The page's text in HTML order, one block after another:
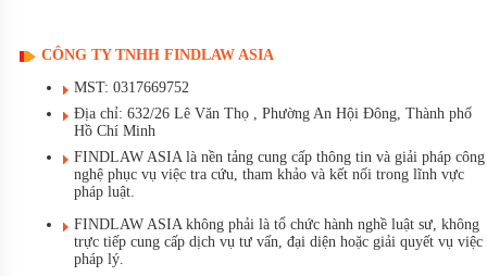
CÔNG TY TNHH FINDLAW ASIA
MST: 0317669752
Địa chỉ: 632/26 Lê Văn Thọ , Phường An Hội Đông, Thành phố
Hồ Chí Minh
FINDLAW ASIA là nền tảng cung cấp thông tin và giải pháp công
nghệ phục vụ việc tra cứu, tham khảo và kết nối trong lĩnh vực
pháp luật.
FINDLAW ASIA không phải là tổ chức hành nghề luật sư, không
trực tiếp cung cấp dịch vụ tư vấn, đại diện hoặc giải quyết vụ việc
pháp lý.